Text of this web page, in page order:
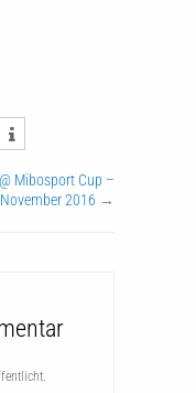
Mibosport Cup –
2016 →